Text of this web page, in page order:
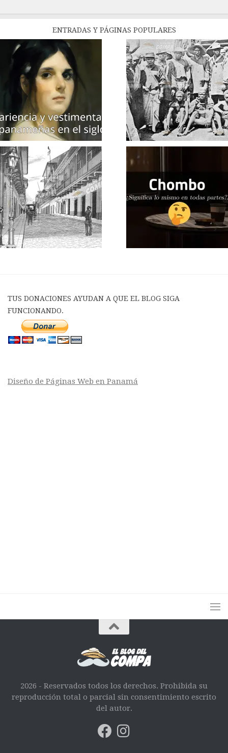
ENTRADAS Y PÁGINAS POPULARES
TUS DONACIONES AYUDAN A QUE EL BLOG SIGA
FUNCIONANDO.
Diseño de Páginas Web en Panamá
2026 - Reservados todos los derechos. Prohibida su
reproducción total o parcial sin consentimiento escrito
del autor.